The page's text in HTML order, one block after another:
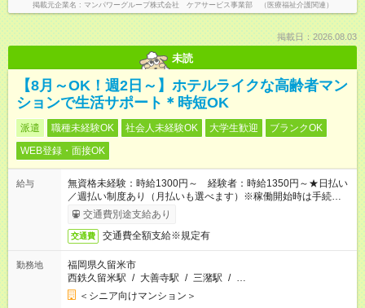
掲載元企業名 マンパワーグループ株式会社 ケアサービス事業部 （医療福祉介護関連）
掲載日：2026.08.03
未読
【8月～OK！週2日～】ホテルライクな高齢者マン
ションで生活サポート＊時短OK
派遣 職種未経験OK 社会人未経験OK 大学生歓迎
ブランクOK
WEB登録・面接OK
給与
無資格未経験：時給1300円～ 経験者：時給1350円～★日払い
／週払い制度あり（月払いも選べます）※稼働開始時は手続き完
了次第のお支払いとなります。
交通費別途支給あり
交通費 交通費全額支給※規定有
勤務地
福岡県久留米市
西鉄久留米駅 / 大善寺駅 / 三潴駅 / …
＜シニア向けマンション＞